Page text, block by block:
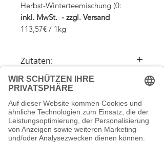
Herbst-Winterteemischung (0:
inkl. MwSt. - zzgl. Versand
113,57€ / 1kg
Zutaten:
Apfelstücke (60 %), Hibiskusblüten,
Hagebuttenschalen, Weinbeeren,
Aroma, Zimt, extrahierte Vanillestücke.
Zubereitung
1 gehäufter Teelöffel auf 300ml
Kochendes Wasser
Ziehzeit 8 Minuten
Versandkosten
Wir berechnen die Versandkosten nach